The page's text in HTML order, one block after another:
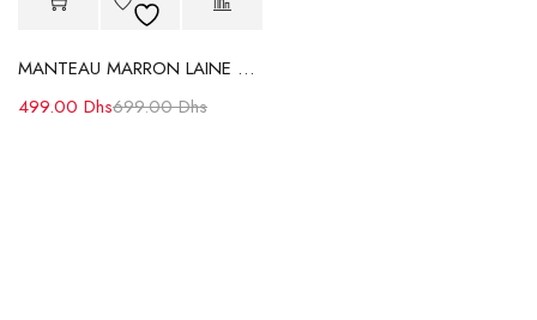
MANTEAU MARRON LAINE à Col Revers et Boutons Dorés
699.00Dhs
499.00 Dhs